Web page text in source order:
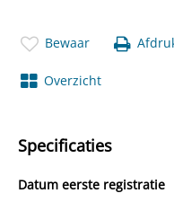
Bewaar
Overzicht
Specificaties
Datum eerste registratie